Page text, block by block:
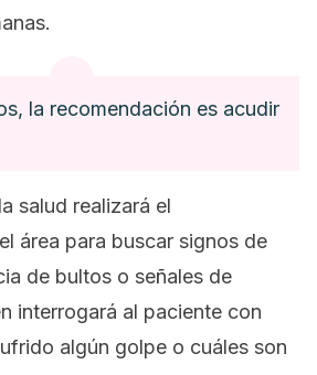
la recomendación es acudir
salud realizará el
área para buscar signos de
de bultos o señales de
interrogará al paciente con
algún golpe o cuáles son